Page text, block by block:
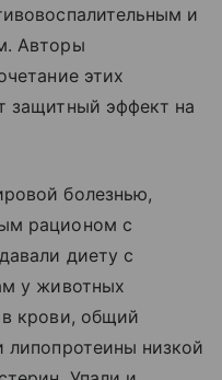
и
Авторы
этих
защитный эффект на
болезнью,
рационом с
диету с
у животных
в крови, общий
липопротеины низкой